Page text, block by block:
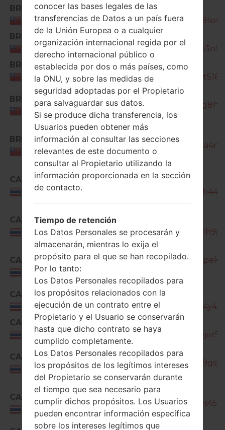
BRI
Taiwan
SM-
BRI
Taiwan
SM-
BRI
Taiwan
SM-
BRI
Taiwan
SM-
BRI
Taiwan
SM-
CAM
Thailand
SM-
CAM
Thailand
SM-
CAM
Thailand
SM-
CAM
Thailand
SM-
CAM
Thailand
SM-
CAM
Thailand
SM-
CAM
Thailand
SM-
conocer las bases legales de las
transferencias de Datos a un país fuera
de la Unión Europea o a cualquier
organización internacional regida por el
derecho internacional público o
establecida por dos o más países, como
la ONU, y sobre las medidas de
seguridad adoptadas por el Propietario
para salvaguardar sus datos.
Si se produce dicha transferencia, los
Usuarios pueden obtener más
información al consultar las secciones
relevantes de este documento o
consultar al Propietario utilizando la
información proporcionada en la sección
de contacto.
Tiempo de retención
Los Datos Personales se procesarán y
almacenarán, mientras lo exija el
propósito para el que se han recopilado.
Por lo tanto:
Los Datos Personales recopilados para
los propósitos relacionados con la
ejecución de un contrato entre el
Propietario y el Usuario se conservarán
hasta que dicho contrato se haya
cumplido completamente.
Los Datos Personales recopilados para
los propósitos de los legítimos intereses
del Propietario se conservarán durante
el tiempo que sea necesario para
cumplir dichos propósitos. Los Usuarios
pueden encontrar información específica
sobre los intereses legítimos que